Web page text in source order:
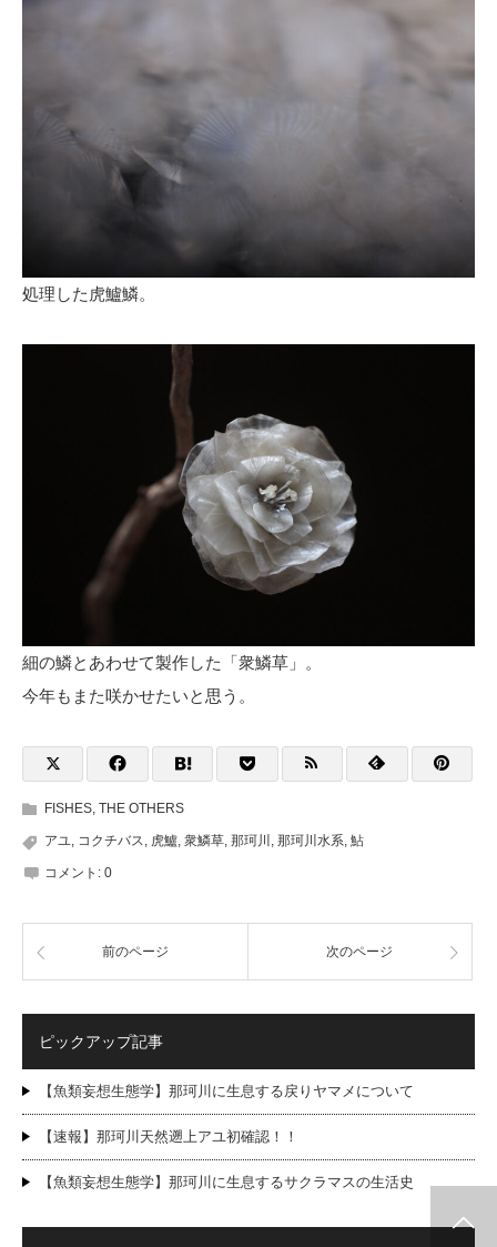
処理した虎鱸鱗。
細の鱗とあわせて製作した「衆鱗草」。
今年もまた咲かせたいと思う。
FISHES, THE OTHERS
アユ, コクチバス, 虎鱸, 衆鱗草, 那珂川 , 那珂川水系, 鮎
コメント: 0
前のページ 次のページ
ピックアップ記事
【魚類妄想生態学】那珂川に生息する戻りヤマメについて
【速報】那珂川天然遡上アユ初確認！！
【魚類妄想生態学】那珂川に生息するサクラマスの生活史
HANDMADE SHOP SHARE MOVIE